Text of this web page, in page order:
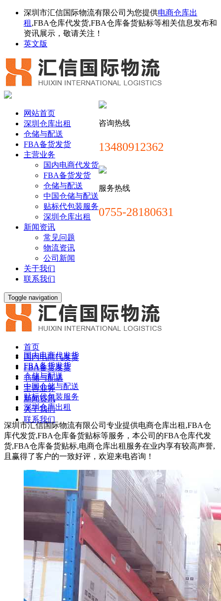
深圳市汇信国际物流有限公司为您提供电商仓库出
租 ,FBA仓库代发货,FBA仓库备货贴标等相关信息发布和
资讯展示，敬请关注！
英文版
咨询热线
13480912362
服务热线
0755-28180631
网站首页
深圳仓库出租
仓储与配送
FBA备货发货
主营业务
国内电商代发货
FBA备货发货
仓储与配送
中国仓储与配送
贴标代包装服务
深圳仓库出租
新闻资讯
常见问题
物流资讯
公司新闻
关于我们
联系我们
Toggle navigation
首页
国内电商代发货
FBA备货发货
仓储与配送
主营业务
新闻资讯
关于我们
联系我们
国内电商代发货
FBA备货发货
仓储与配送
中国仓储与配送
贴标代包装服务
深圳仓库出租
深圳市汇信国际物流有限公司专业提供电商仓库出租,FBA仓
库代发货,FBA仓库备货贴标等服务，本公司的FBA仓库代发
货,FBA仓库备货贴标,电商仓库出租服务在业内享有较高声誉,
且赢得了客户的一致好评，欢迎来电咨询！